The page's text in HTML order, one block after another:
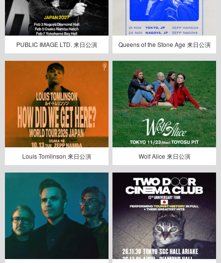
PUBLIC IMAGE LTD. 来日公演 Queens of the Stone Age 来日公演
Louis Tomlinson 来日公演 Wolf Alice 来日公演